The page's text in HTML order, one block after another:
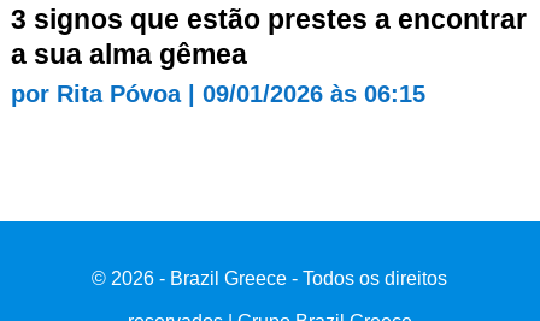
3 signos que estão prestes a encontrar
a sua alma gêmea
por Rita Póvoa| 09/01/2026 às 06:15
© 2026 - Brazil Greece - Todos os direitos